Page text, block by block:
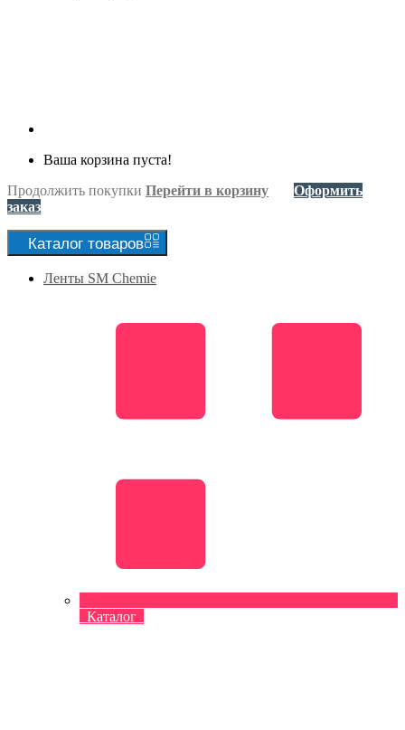
Ваша корзина пуста!
Продолжить покупки Перейти в корзину
Оформить
заказ
Каталог товаров
Ленты SM Chemie
Каталог